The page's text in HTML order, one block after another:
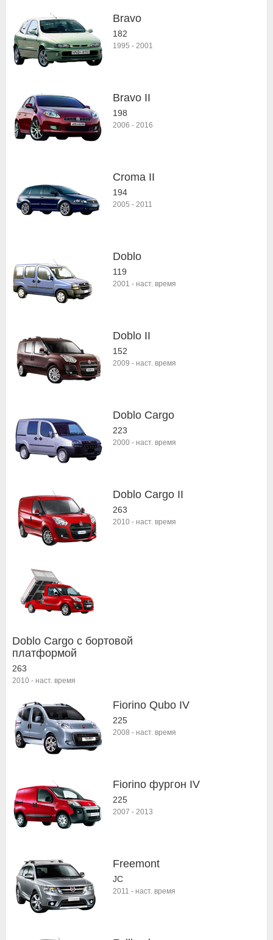
Bravo
182
1995 - 2001
Bravo II
198
2006 - 2016
Croma II
194
2005 - 2011
Doblo
119
2001 - наст. время
Doblo II
152
2009 - наст. время
Doblo Cargo
223
2000 - наст. время
Doblo Cargo II
263
2010 - наст. время
Doblo Cargo c бортовой
платформой
263
2010 - наст. время
Fiorino Qubo IV
225
2008 - наст. время
Fiorino фургон IV
225
2007 - 2013
Freemont
JC
2011 - наст. время